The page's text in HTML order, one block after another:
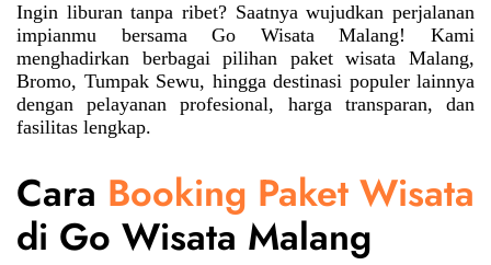
Ingin liburan tanpa ribet? Saatnya wujudkan perjalanan
impianmu bersama Go Wisata Malang! Kami
menghadirkan berbagai pilihan paket wisata Malang,
Bromo, Tumpak Sewu, hingga destinasi populer lainnya
dengan pelayanan profesional, harga transparan, dan
fasilitas lengkap.
Cara Booking Paket Wisata
di Go Wisata Malang